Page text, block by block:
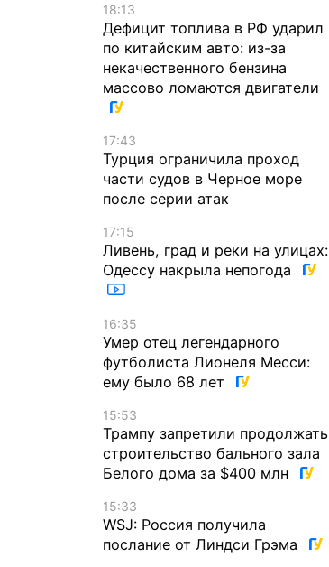
18:13
Дефицит топлива в РФ ударил
по китайским авто: из-за
некачественного бензина
массово ломаются двигатели
17:43
Турция ограничила проход
части судов в Черное море
после серии атак
17:15
Ливень, град и реки на улицах:
Одессу накрыла непогода
16:35
Умер отец легендарного
футболиста Лионеля Месси:
ему было 68 лет
15:53
Трампу запретили продолжать
строительство бального зала
Белого дома за $400 млн
15:33
WSJ: Россия получила
послание от Линдси Грэма